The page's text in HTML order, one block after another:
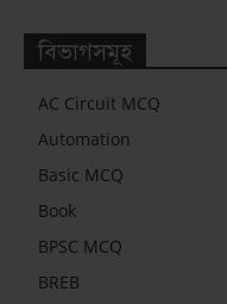
বিভাগসমূহ
AC Circuit MCQ
Automation
Basic MCQ
Book
BPSC MCQ
BREB